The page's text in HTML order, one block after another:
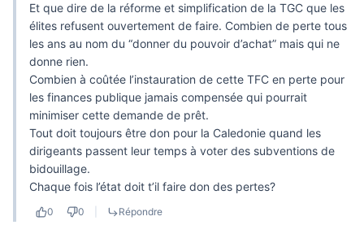
Et que dire de la réforme et simplification de la TGC que les
élites refusent ouvertement de faire. Combien de perte tous
les ans au nom du “donner du pouvoir d’achat” mais qui ne
donne rien.
Combien à coûtée l’instauration de cette TFC en perte pour
les finances publique jamais compensée qui pourrait
minimiser cette demande de prêt.
Tout doit toujours être don pour la Caledonie quand les
dirigeants passent leur temps à voter des subventions de
bidouillage.
Chaque fois l’état doit t’il faire don des pertes?
0 0 Répondre